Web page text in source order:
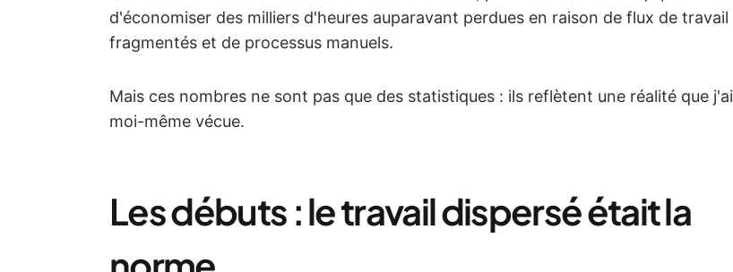
d'économiser des milliers d'heures auparavant perdues en raison de flux de travail
fragmentés et de processus manuels.
Mais ces nombres ne sont pas que des statistiques : ils reflètent une réalité que j'ai
moi-même vécue.
Les débuts : le travail dispersé était la